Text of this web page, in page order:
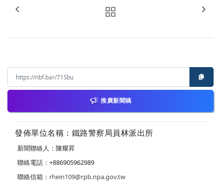
推廣新聞稿
發佈單位名稱：鐵路警察局員林派出所
新聞聯絡人：陳耀昇
聯絡電話：+886905962989
聯絡信箱： rhein109@rpb.npa.gov.tw